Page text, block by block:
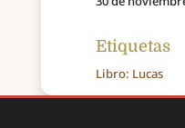
Etiquetas
Libro: Lucas